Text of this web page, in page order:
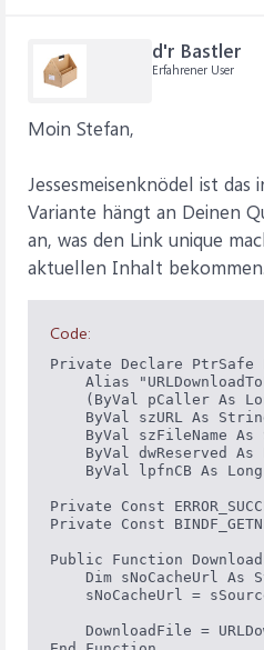
d'r Bastler
Erfahrener User
Moin Stefan,
Jessesmeisenknödel ist das
Variante hängt an Deinen
an, was den Link unique
aktuellen Inhalt bekommen.
Code:
Private Declare PtrSafe
Alias
(ByVal pCaller As
ByVal szURL As
ByVal szFileName As
ByVal dwReserved As
ByVal lpfnCB As
Private Const
Private Const
Public Function
Dim sNoCacheUrl As
sNoCacheUrl =
DownloadFile =